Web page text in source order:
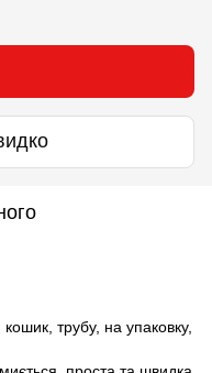
трубу, на упаковку,